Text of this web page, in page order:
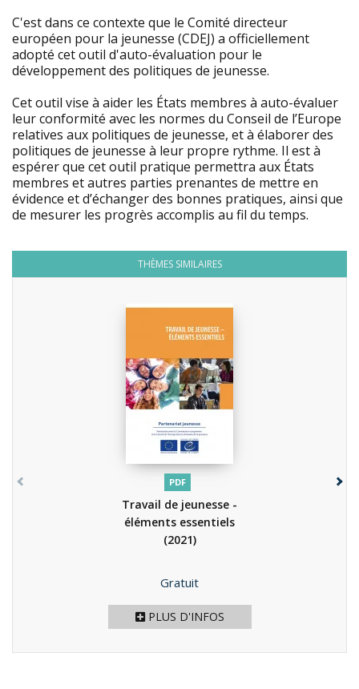
C'est dans ce contexte que le Comité directeur
européen pour la jeunesse (CDEJ) a officiellement
adopté cet outil d'auto-évaluation pour le
développement des politiques de jeunesse.
Cet outil vise à aider les États membres à auto-évaluer
leur conformité avec les normes du Conseil de l’Europe
relatives aux politiques de jeunesse, et à élaborer des
politiques de jeunesse à leur propre rythme. Il est à
espérer que cet outil pratique permettra aux États
membres et autres parties prenantes de mettre en
évidence et d’échanger des bonnes pratiques, ainsi que
de mesurer les progrès accomplis au fil du temps.
THÈMES SIMILAIRES
PDF
Travail de jeunesse -
éléments essentiels
(2021)
Prix
Gratuit
PLUS D'INFOS